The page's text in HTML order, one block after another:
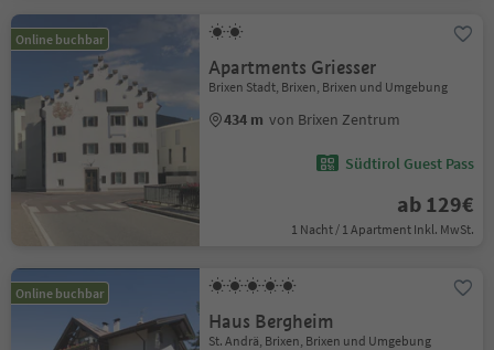
Online buchbar
Apartments Griesser
Brixen Stadt, Brixen, Brixen und Umgebung
434 m von Brixen Zentrum
Südtirol Guest Pass
ab 129€
1 Nacht / 1 Apartment Inkl. MwSt.
Online buchbar
Haus Bergheim
St. Andrä, Brixen, Brixen und Umgebung